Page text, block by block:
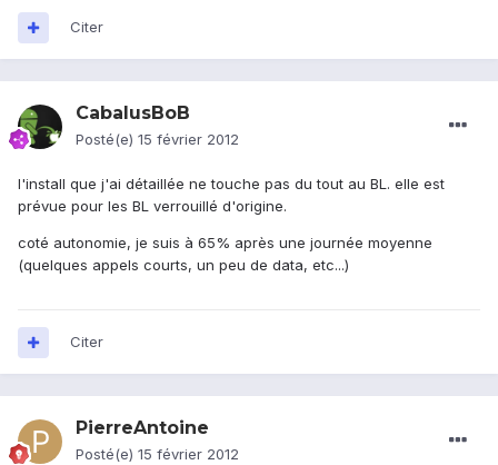
Citer
CabalusBoB
Posté(e) 15 février 2012
l'install que j'ai détaillée ne touche pas du tout au BL. elle est
prévue pour les BL verrouillé d'origine.
coté autonomie, je suis à 65% après une journée moyenne
(quelques appels courts, un peu de data, etc...)
Citer
PierreAntoine
Posté(e) 15 février 2012